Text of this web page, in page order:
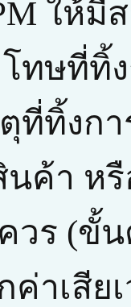
ให้มี
ษที่ทิ้ง
ที่ทิ้งกา
ค้า ห
วร (ขั้
ค่าเสีย